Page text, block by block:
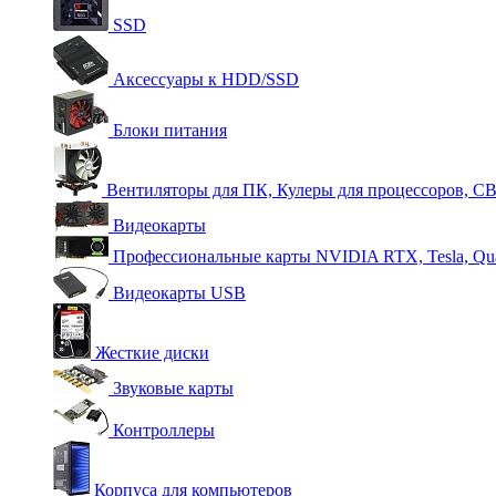
SSD
Аксессуары к HDD/SSD
Блоки питания
Вентиляторы для ПК, Кулеры для процессоров,
Видеокарты
Профессиональные карты NVIDIA RTX, Tesla,
Видеокарты USB
Жесткие диски
Звуковые карты
Контроллеры
Корпуса для компьютеров